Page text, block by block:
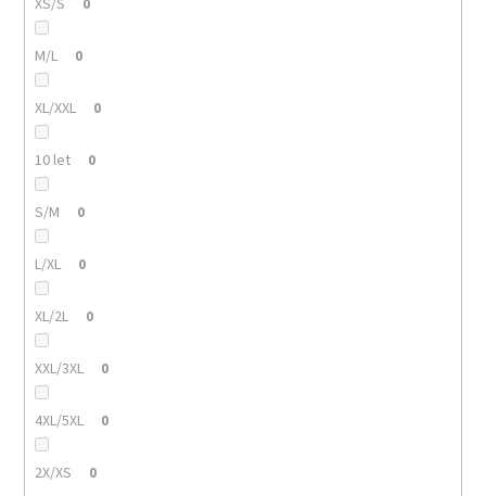
XS/S 0
M/L 0
XL/XXL 0
10 let 0
S/M 0
L/XL 0
XL/2L 0
XXL/3XL 0
4XL/5XL 0
2X/XS 0